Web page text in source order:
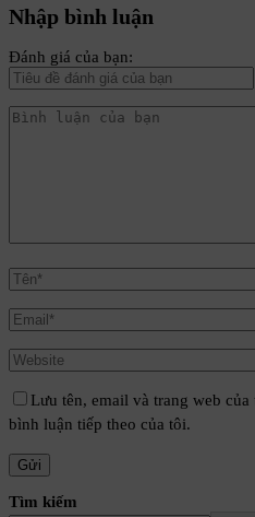
Nhập bình luận
Đánh giá của bạn:
Lưu tên, email và trang web
bình luận tiếp theo của tôi.
Tìm kiếm